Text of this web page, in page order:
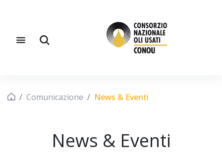
Comunicazione News & Eventi
News & Eventi